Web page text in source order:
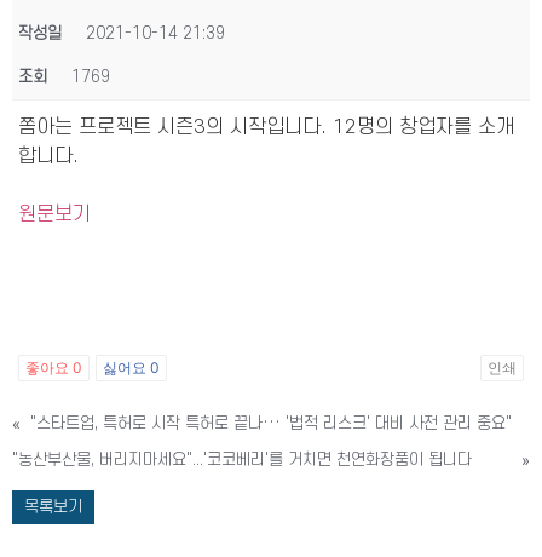
작성일 2021-10-14 21:39
조회 1769
쫌아는 프로젝트 시즌3의 시작입니다. 12명의 창업자를 소개
합니다.
원문보기
좋아요 0 싫어요 0 인쇄
«
"스타트업, 특허로 시작 특허로 끝나··· '법적 리스크' 대비 사전 관리 중요"
"농산부산물, 버리지마세요"...'코코베리'를 거치면 천연화장품이 됩니다
»
목록보기